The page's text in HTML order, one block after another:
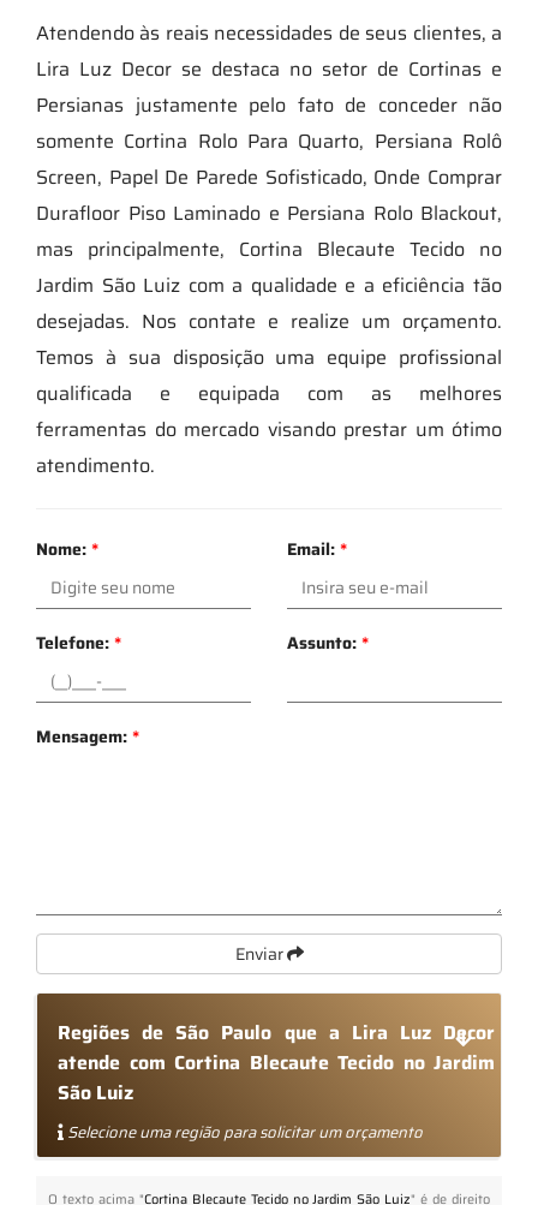
Atendendo às reais necessidades de seus clientes, a
Lira Luz Decor se destaca no setor de Cortinas e
Persianas justamente pelo fato de conceder não
somente Cortina Rolo Para Quarto, Persiana Rolô
Screen, Papel De Parede Sofisticado, Onde Comprar
Durafloor Piso Laminado e Persiana Rolo Blackout,
mas principalmente, Cortina Blecaute Tecido no
Jardim São Luiz com a qualidade e a eficiência tão
desejadas. Nos contate e realize um orçamento.
Temos à sua disposição uma equipe profissional
qualificada e equipada com as melhores
ferramentas do mercado visando prestar um ótimo
atendimento.
Nome:* Email:*
Telefone:* Assunto:*
Mensagem:*
Enviar
Regiões de São Paulo que a Lira Luz Decor
atende com Cortina Blecaute Tecido no Jardim
São Luiz
Selecione uma região para solicitar um orçamento
O texto acima "Cortina Blecaute Tecido no Jardim São Luiz" é de direito